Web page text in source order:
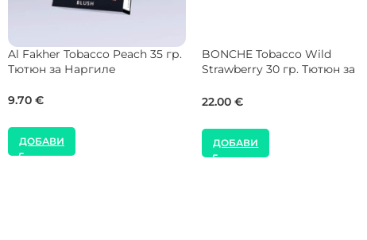
BONCHE Tobacco Pineapple
120 гр. Тютюн за Наргиле
77.00€
ДОБАВИ
NEW
Holster Tobacco Aqua De Luna
ДОБАВИ